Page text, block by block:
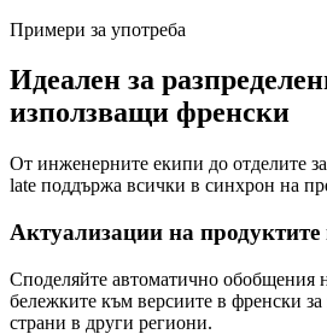
Примери за употреба
Идеален за
използващи френски
От инженерните екипи до отделите
late поддържа всички в синхрон на
Актуализации на продуктите
Споделяйте автоматично обобщения
бележките към версиите в френски за
страни в други региони.